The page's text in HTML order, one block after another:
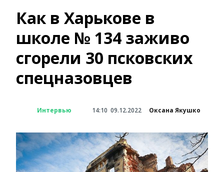
Как в Харькове в
школе № 134 заживо
сгорели 30 псковских
спецназовцев
Интервью 14:10 09.12.2022 Оксана Якушко